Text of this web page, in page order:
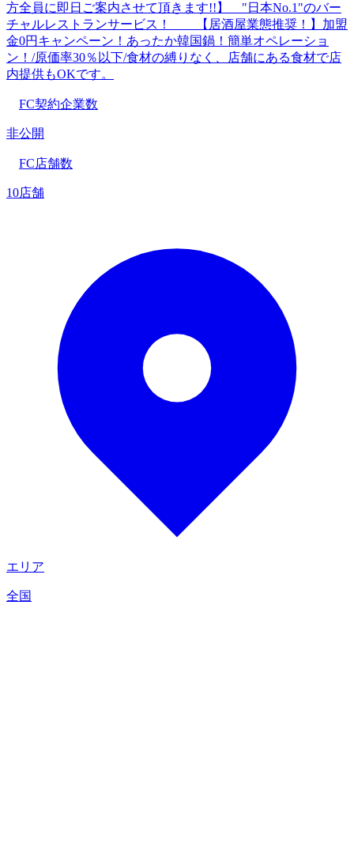
方全員に即日ご案内させて頂きます!!】 "日本No.1"のバー
チャルレストランサービス！ 【居酒屋業態推奨！】加盟
金0円キャンペーン！あったか韓国鍋！簡単オペレーショ
ン！/原価率30％以下/食材の縛りなく、店舗にある食材で店
内提供もOKです。
FC契約企業数
非公開
FC店舗数
10店舗
エリア
全国